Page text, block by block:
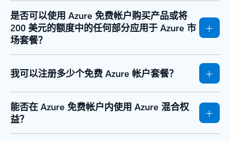
是否可以使用 Azure 免费帐户购买产品或将
200 美元的额度中的任何部分应用于 Azure 市
场套餐？
我可以注册多少个免费 Azure 帐户套餐？
能否在 Azure 免费帐户内使用 Azure 混合权
益？